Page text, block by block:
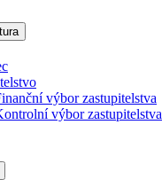
výbor zastupitelstva
výbor zastupitelstva